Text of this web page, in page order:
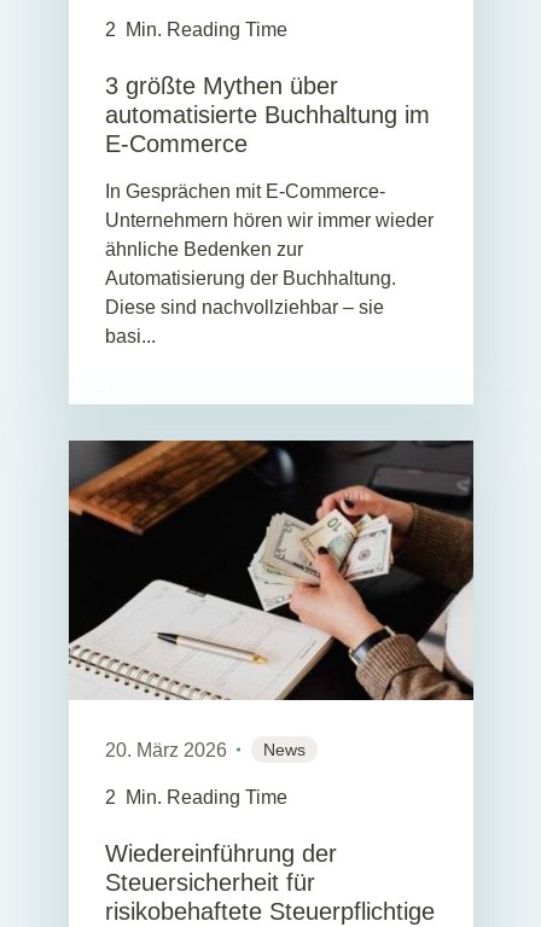
2 Min. Reading Time
3 größte Mythen über
automatisierte Buchhaltung im
E-Commerce
In Gesprächen mit E-Commerce-
Unternehmern hören wir immer wieder
ähnliche Bedenken zur
Automatisierung der Buchhaltung.
Diese sind nachvollziehbar – sie
basi...
20. März 2026 News
2 Min. Reading Time
Wiedereinführung der
Steuersicherheit für
risikobehaftete Steuerpflichtige